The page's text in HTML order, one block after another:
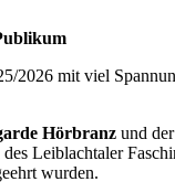
2026 mit viel
Hörbranz und der
Leiblachtaler
wurden.